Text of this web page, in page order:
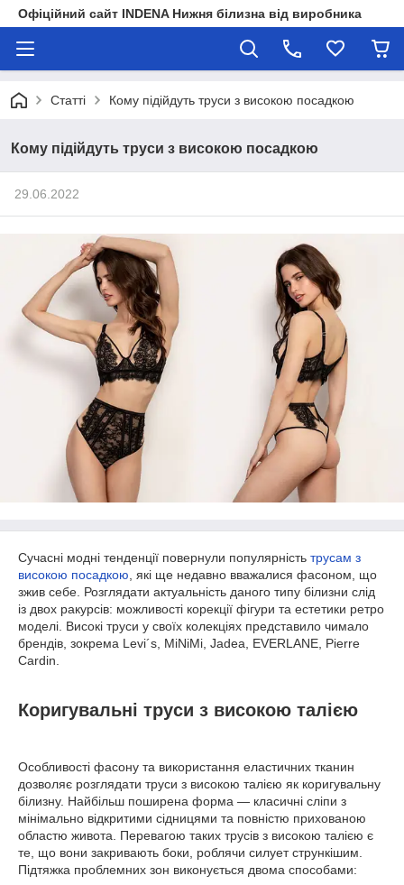
Офіційний сайт INDENA Нижня білизна від виробника
Статті Кому підійдуть труси з високою посадкою
Кому підійдуть труси з високою посадкою
29.06.2022
Сучасні модні тенденції повернули популярність трусам з
високою посадкою , які ще недавно вважалися фасоном, що
зжив себе. Розглядати актуальність даного типу білизни слід
із двох ракурсів: можливості корекції фігури та естетики ретро
моделі. Високі труси у своїх колекціях представило чимало
брендів, зокрема Levi´s, MiNiMi, Jadea, EVERLANE, Pierre
Cardin.
Коригувальні труси з високою талією
Особливості фасону та використання еластичних тканин
дозволяє розглядати труси з високою талією як коригувальну
білизну. Найбільш поширена форма — класичні сліпи з
мінімально відкритими сідницями та повністю прихованою
областю живота. Перевагою таких трусів з високою талією є
те, що вони закривають боки, роблячи силует стрункішим.
Підтяжка проблемних зон виконується двома способами: